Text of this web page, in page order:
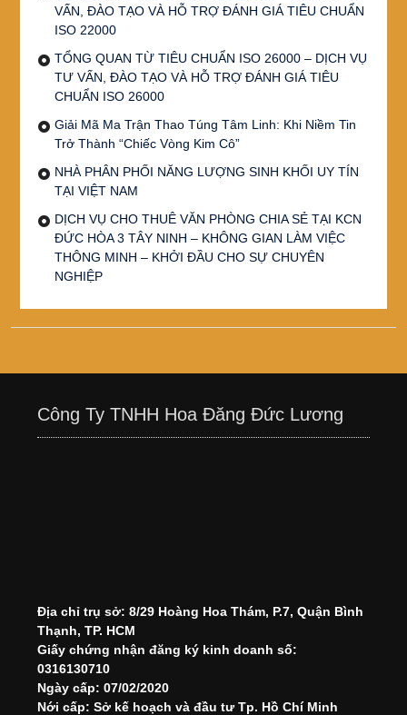
VẤN, ĐÀO TẠO VÀ HỖ TRỢ ĐÁNH GIÁ TIÊU CHUẨN
ISO 22000
TỔNG QUAN TỪ TIÊU CHUẨN ISO 26000 – DỊCH VỤ
TƯ VẤN, ĐÀO TẠO VÀ HỖ TRỢ ĐÁNH GIÁ TIÊU
CHUẨN ISO 26000
Giải Mã Ma Trận Thao Túng Tâm Linh: Khi Niềm Tin
Trở Thành “Chiếc Vòng Kim Cô”
NHÀ PHÂN PHỐI NĂNG LƯỢNG SINH KHỐI UY TÍN
TẠI VIỆT NAM
DỊCH VỤ CHO THUÊ VĂN PHÒNG CHIA SẺ TẠI KCN
ĐỨC HÒA 3 TÂY NINH – KHÔNG GIAN LÀM VIỆC
THÔNG MINH – KHỞI ĐẦU CHO SỰ CHUYÊN
NGHIỆP
Công Ty TNHH Hoa Đăng Đức Lương
Địa chỉ trụ sở: 8/29 Hoàng Hoa Thám, P.7, Quận Bình
Thạnh, TP. HCM
Giấy chứng nhận đăng ký kinh doanh số:
0316130710
Ngày cấp: 07/02/2020
Nới cấp: Sở kế hoạch và đầu tư Tp. Hồ Chí Minh